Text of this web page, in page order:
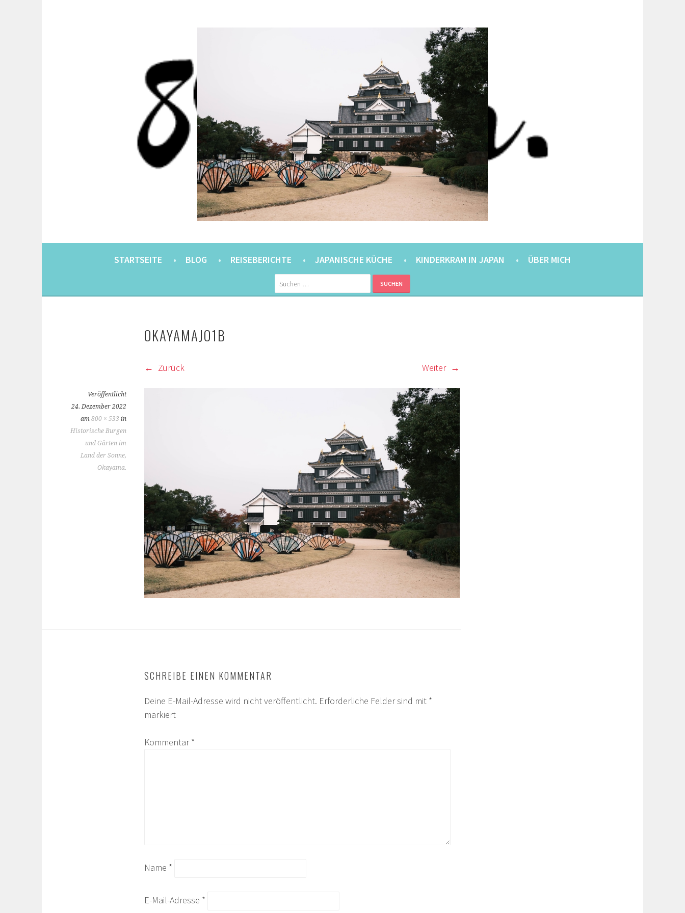
8900KM. BERLIN ⇔ 東京
STARTSEITE BLOG REISEBERICHTE JAPANISCHE KÜCHE KINDERKRAM IN JAPAN
ÜBER MICH
Suchen
nach:
OKAYAMAJO1B
Zurück Weiter
Veröffentlicht
24. Dezember 2022
am 800 × 533 in
Historische Burgen
und Gärten im
Land der Sonne,
Okayama.
SCHREIBE EINEN KOMMENTAR
Deine E-Mail-Adresse wird nicht veröffentlicht. Erforderliche Felder sind mit *
markiert
Kommentar*
Name *
E-Mail-Adresse *